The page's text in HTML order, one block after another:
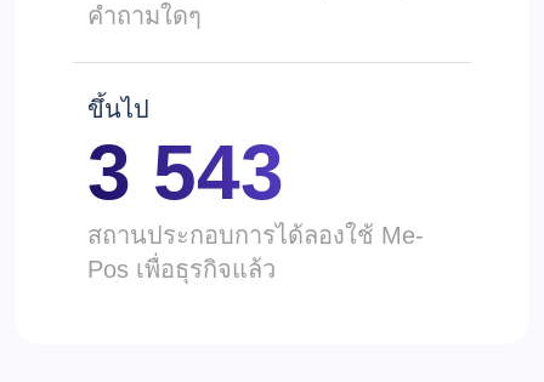
คำถามใดๆ
ขึ้นไป
3 543
สถานประกอบการได้ลองใช้ Me-
Pos เพื่อธุรกิจแล้ว